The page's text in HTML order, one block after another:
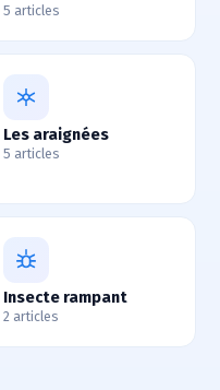
5 articles
Les araignées
5 articles
Insecte rampant
2 articles